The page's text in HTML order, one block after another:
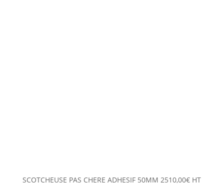
SCOTCHEUSE PAS CHERE ADHESIF 50MM 2510,00€ HT